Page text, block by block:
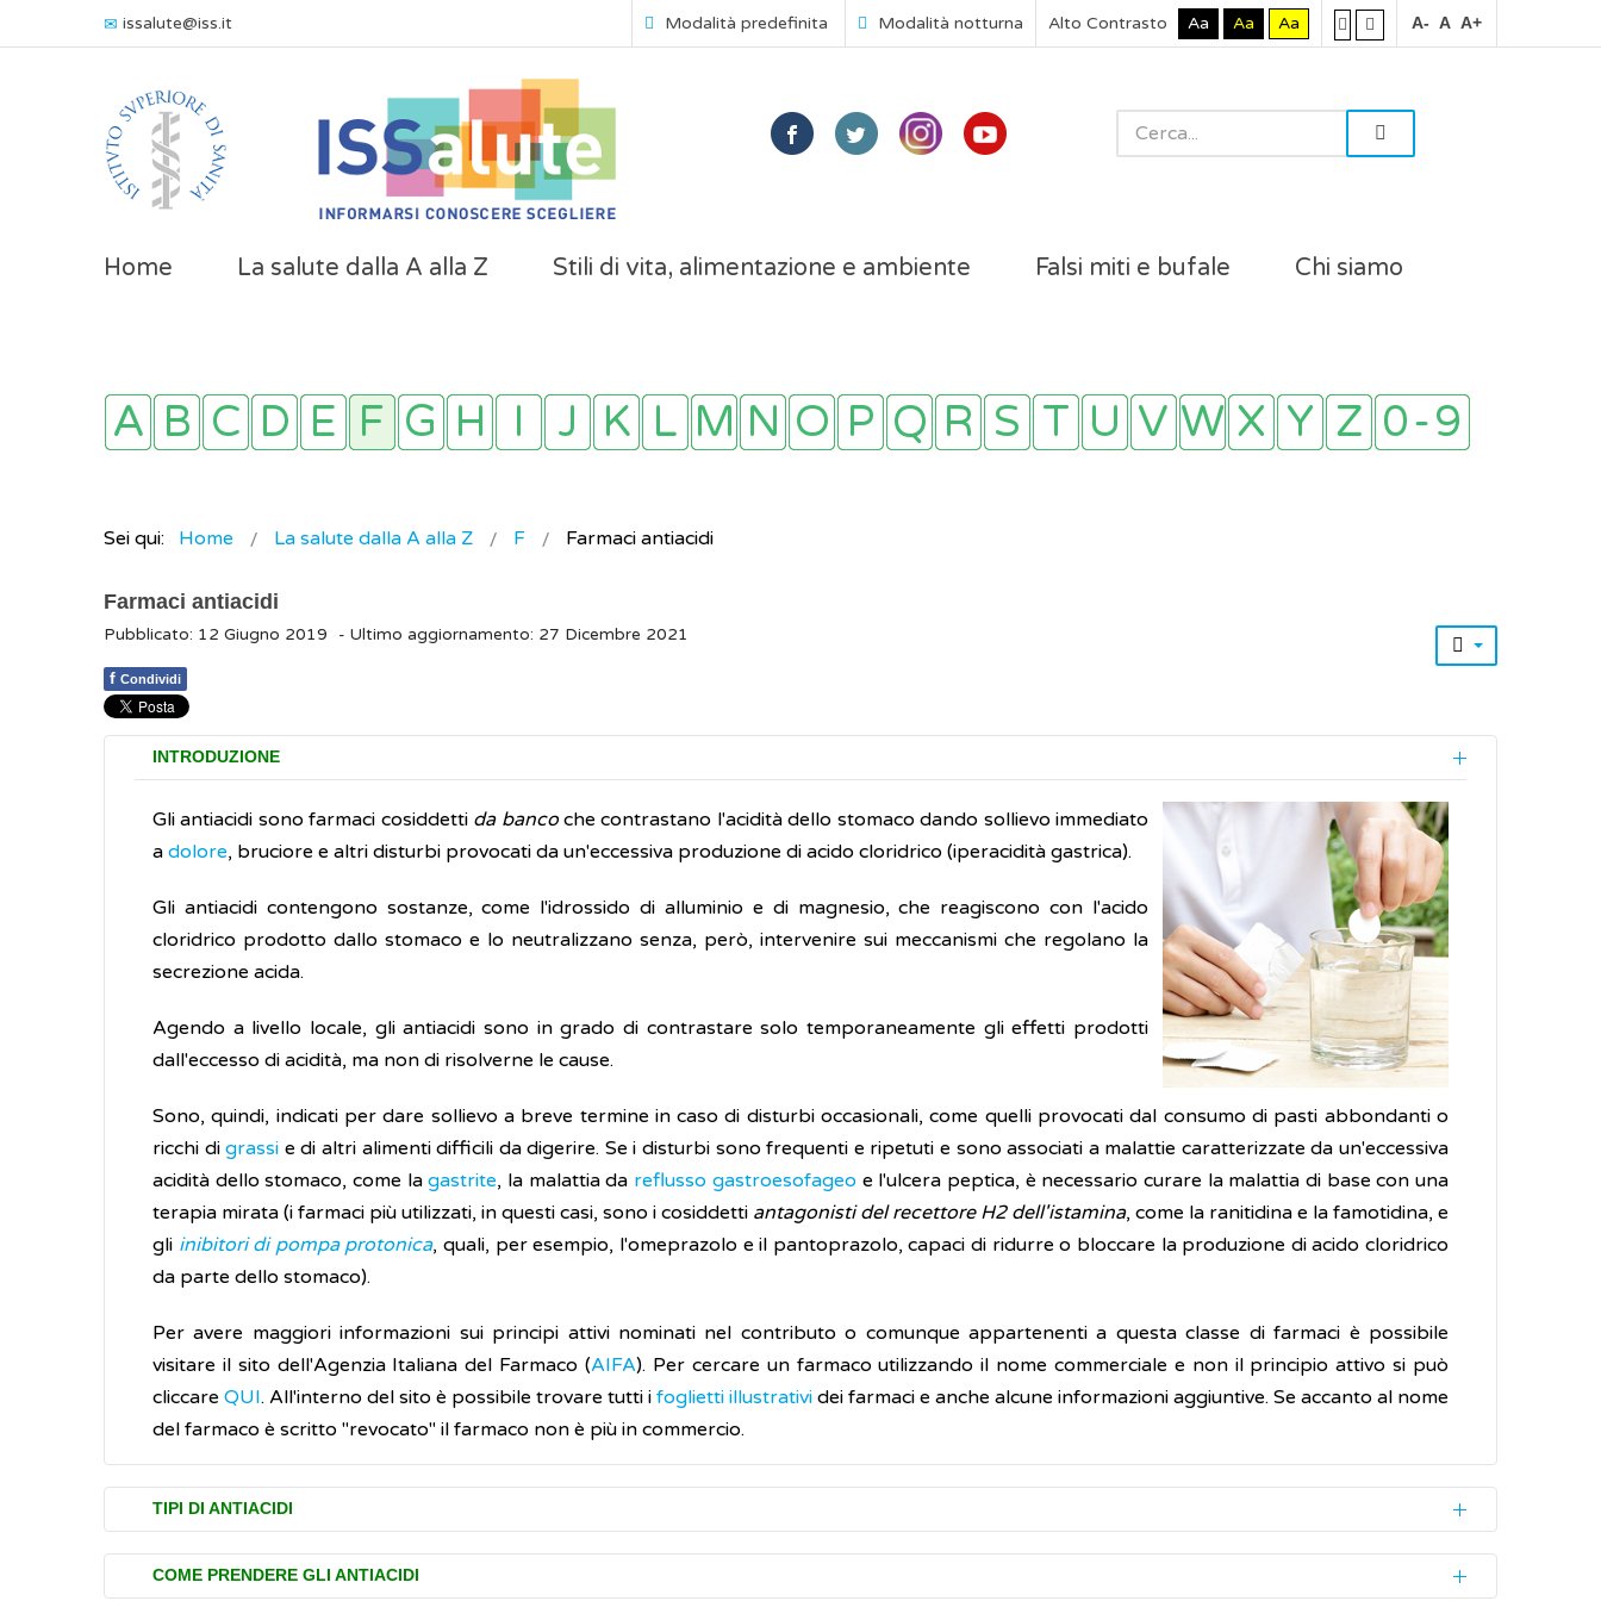
issalute@iss.it Modalità predefinita Modalità notturna Alto Contrasto Aa Aa Aa A- A A+
Home La salute dalla A alla Z Stili di vita, alimentazione e ambiente Falsi miti e bufale Chi siamo
Sei qui: Home La salute dalla A alla Z F Farmaci antiacidi
Farmaci antiacidi
Pubblicato: 12 Giugno 2019 - Ultimo aggiornamento: 27 Dicembre 2021
f Condividi
INTRODUZIONE
Gli antiacidi sono farmaci cosiddetti da bancoche contrastano l'acidità dello stomaco dando sollievo immediato
a dolore, bruciore e altri disturbi provocati da un'eccessiva produzione di acido cloridrico (iperacidità gastrica).
Gli antiacidi contengono sostanze, come l'idrossido di alluminio e di magnesio, che reagiscono con l'acido
cloridrico prodotto dallo stomaco e lo neutralizzano senza, però, intervenire sui meccanismi che regolano la
secrezione acida.
Agendo a livello locale, gli antiacidi sono in grado di contrastare solo temporaneamente gli effetti prodotti
dall'eccesso di acidità, ma non di risolverne le cause.
Sono, quindi, indicati per dare sollievo a breve termine in caso di disturbi occasionali, come quelli provocati dal consumo di pasti abbondanti o
ricchi digrassi e di altri alimenti difficili da digerire. Se i disturbi sono frequenti e ripetuti e sono associati a malattie caratterizzate da un'eccessiva
acidità dello stomaco, come lagastrite, la malattia da reflusso gastroesofageo e l'ulcera peptica, è necessario curare la malattia di base con una
terapia mirata (i farmaci più utilizzati, in questi casi, sono i cosiddetti antagonisti del recettore H2 dell'istamina, come la ranitidina e la famotidina, e
gli inibitori di pompa protonica, quali, per esempio, l'omeprazolo e il pantoprazolo, capaci di ridurre o bloccare la produzione di acido cloridrico
da parte dello stomaco).
Per avere maggiori informazioni sui principi attivi nominati nel contributo o comunque appartenenti a questa classe di farmaci è possibile
visitare il sito dell'Agenzia Italiana del Farmaco (AIFA). Per cercare un farmaco utilizzando il nome commerciale e non il principio attivo si può
cliccare QUI. All'interno del sito è possibile trovare tutti i foglietti illustrativi dei farmaci e anche alcune informazioni aggiuntive. Se accanto al nome
del farmaco è scritto "revocato" il farmaco non è più in commercio.
TIPI DI ANTIACIDI
Gli ingredienti più comuni dei numerosi farmaci antiacidi in commercio sono:
COME PRENDERE GLI ANTIACIDI